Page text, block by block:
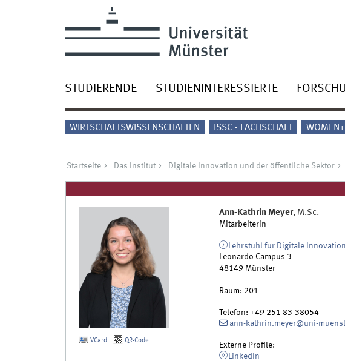
STUDIERENDE STUDIENINTERESSIERTE
WIRTSCHAFTSWISSENSCHAFTEN ISSC - FACHSCHAFT
Startseite Das Institut Digitale Innovation und der öffentliche Sektor
VCard QR-Code
Ann-Kathrin Meyer, M.Sc.
Mitarbeiterin
Lehrstuhl für Digitale
Leonardo Campus 3
48149 Münster
Raum: 201
Telefon: +49 251 83-38054
ann-kathrin.meyer@uni-
Externe Profile:
LinkedIn